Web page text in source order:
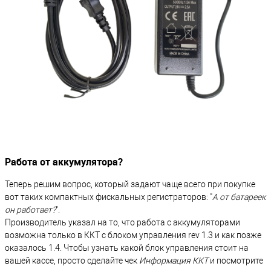
Работа от аккумулятора?
Теперь решим вопрос, который задают чаще всего при покупке
вот таких компактных фискальных регистраторов: "А от батареек
он работает?".
Производитель указал на то, что работа с аккумуляторами
возможна только в ККТ с блоком управления rev 1.3 и как позже
оказалось 1.4. Чтобы узнать какой блок управления стоит на
вашей кассе, просто сделайте чек Информация ККТи посмотрите